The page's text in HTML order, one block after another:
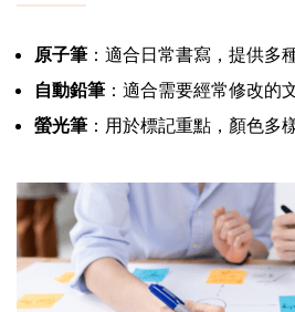
原子筆 ：適合日常書寫，提供多
自動鉛筆 ：適合需要經常修改的
螢光筆 ：用於標記重點，顏色多